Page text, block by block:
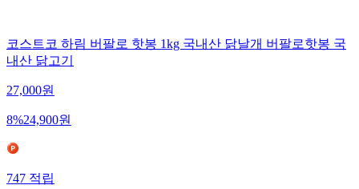
코스트코 하림 버팔로 핫봉 1kg 국내산 닭날개 버팔로핫봉 국
내산 닭고기
27,000원
8%24,900원
747적립